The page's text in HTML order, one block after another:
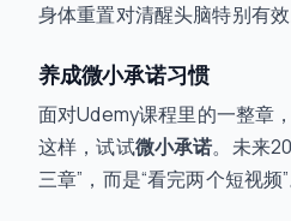
身体重置对清醒头脑特别有效
养成微小承诺习惯
面对Udemy课程里的一整章
这样，试试微小承诺。未来
三章”，而是“看完两个短视频